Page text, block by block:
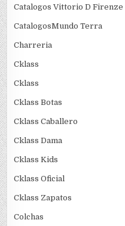
Catalogos Vittorio D Firenze
CatalogosMundo Terra
Charreria
Cklass
Cklass
Cklass Botas
Cklass Caballero
Cklass Dama
Cklass Kids
Cklass Oficial
Cklass Zapatos
Colchas